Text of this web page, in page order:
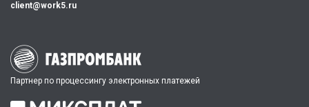
Партнер по процессингу электронных платежей
client@work5.ru